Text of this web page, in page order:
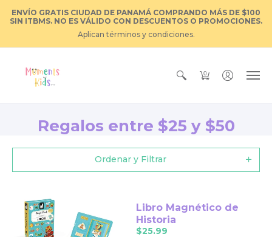
ENVÍO GRATIS CIUDAD DE PANAMÁ COMPRANDO MÁS DE $100
SIN ITBMS. NO ES VÁLIDO CON DESCUENTOS O PROMOCIONES.
Aplican términos y condiciones.
0
Regalos entre $25 y $50
Ordenar y Filtrar
Libro Magnético de
Historia
$25.99